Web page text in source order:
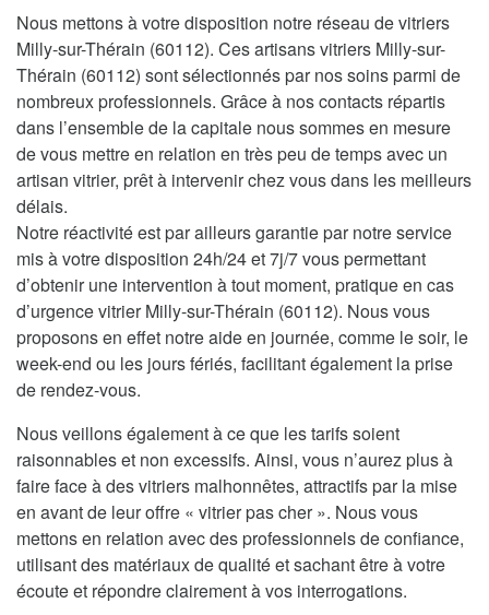
Nous mettons à votre disposition notre réseau de vitriers
Milly-sur-Thérain (60112). Ces artisans vitriers Milly-sur-
Thérain (60112) sont sélectionnés par nos soins parmi de
nombreux professionnels. Grâce à nos contacts répartis
dans l’ensemble de la capitale nous sommes en mesure
de vous mettre en relation en très peu de temps avec un
artisan vitrier, prêt à intervenir chez vous dans les meilleurs
délais.
Notre réactivité est par ailleurs garantie par notre service
mis à votre disposition 24h/24 et 7j/7 vous permettant
d’obtenir une intervention à tout moment, pratique en cas
d’urgence vitrier Milly-sur-Thérain (60112). Nous vous
proposons en effet notre aide en journée, comme le soir, le
week-end ou les jours fériés, facilitant également la prise
de rendez-vous.
Nous veillons également à ce que les tarifs soient
raisonnables et non excessifs. Ainsi, vous n’aurez plus à
faire face à des vitriers malhonnêtes, attractifs par la mise
en avant de leur offre « vitrier pas cher ». Nous vous
mettons en relation avec des professionnels de confiance,
utilisant des matériaux de qualité et sachant être à votre
écoute et répondre clairement à vos interrogations.